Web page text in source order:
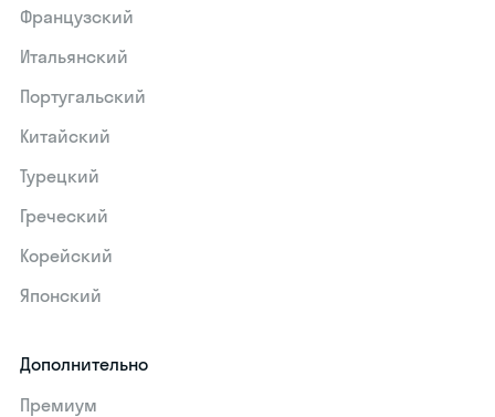
Французский
Итальянский
Португальский
Китайский
Турецкий
Греческий
Корейский
Японский
Дополнительно
Премиум